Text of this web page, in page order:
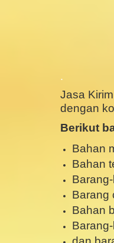
.
Jasa
dengan
Berikut
Bahan
Bahan
Barang
Bahan